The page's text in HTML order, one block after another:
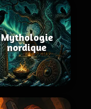
Mythologie
nordique